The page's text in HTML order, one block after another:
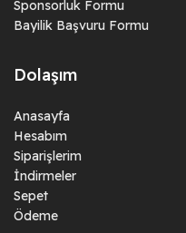
Sponsorluk Formu
Bayilik Başvuru Formu
Dolaşım
Anasayfa
Hesabım
Siparişlerim
İndirmeler
Sepet
Ödeme